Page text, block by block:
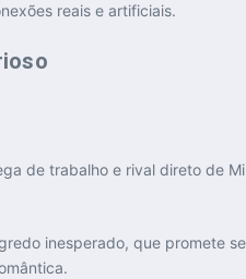
reais e artificiais.
de trabalho e rival direto de
inesperado, que promete